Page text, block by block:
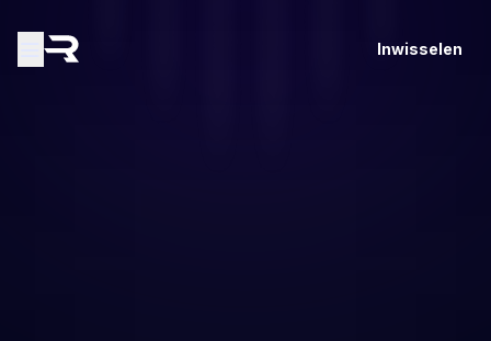
Inwisselen